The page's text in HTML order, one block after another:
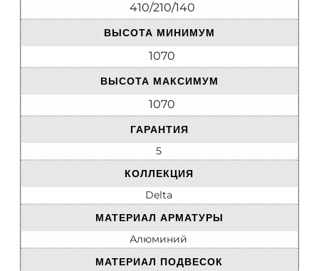
410/210/140
ВЫСОТА МИНИМУМ
1070
ВЫСОТА МАКСИМУМ
1070
ГАРАНТИЯ
5
КОЛЛЕКЦИЯ
Delta
МАТЕРИАЛ АРМАТУРЫ
Алюминий
МАТЕРИАЛ ПОДВЕСОК